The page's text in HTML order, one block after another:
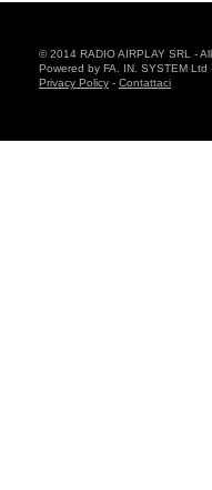
© 2014 RADIO AIRPLAY SRL -
Powered by FA. IN. SYSTEM
Privacy Policy - Contattaci